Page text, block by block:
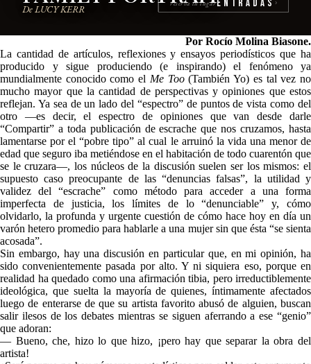
De LUCY KERR
reserva tu lugarEntradas ›
Por Rocío Molina Biasone.
La cantidad de artículos, reflexiones y ensayos periodísticos que ha
producido y sigue produciendo (e inspirando) el fenómeno ya
mundialmente conocido como el Me Too(También Yo) es tal vez no
mucho mayor que la cantidad de perspectivas y opiniones que estos
reflejan. Ya sea de un lado del “espectro” de puntos de vista como del
otro —es decir, el espectro de opiniones que van desde darle
“Compartir” a toda publicación de escrache que nos cruzamos, hasta
lamentarse por el “pobre tipo” al cual le arruinó la vida una menor de
edad que seguro iba metiéndose en el habitación de todo cuarentón que
se le cruzara—, los núcleos de la discusión suelen ser los mismos: el
supuesto caso preocupante de las “denuncias falsas”, la utilidad y
validez del “escrache” como método para acceder a una forma
imperfecta de justicia, los límites de lo “denunciable” y, cómo
olvidarlo, la profunda y urgente cuestión de cómo hace hoy en día un
varón hetero promedio para hablarle a una mujer sin que ésta “se sienta
acosada”.
Sin embargo, hay una discusión en particular que, en mi opinión, ha
sido convenientemente pasada por alto. Y ni siquiera eso, porque en
realidad ha quedado como una afirmación tibia, pero irreductiblemente
ideológica, que suelta la mayoría de quienes, íntimamente afectados
luego de enterarse de que su artista favorito abusó de alguien, buscan
salir ilesos de los debates mientras se siguen aferrando a ese “genio”
que adoran:
— Bueno, che, hizo lo que hizo, ¡pero hay que separar la obra del
artista!